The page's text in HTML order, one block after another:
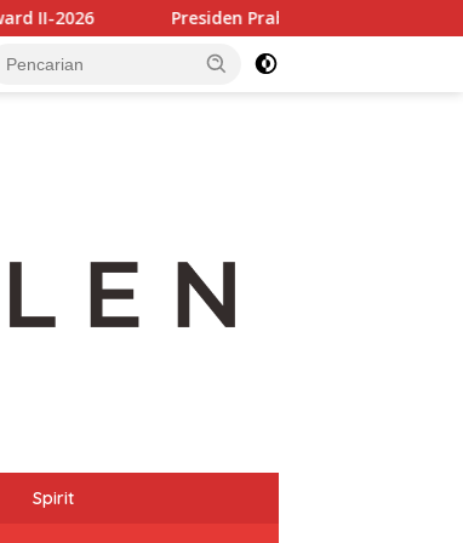
Presiden Prabowo Apresiasi Riset BRIN, Inovasi
Spirit